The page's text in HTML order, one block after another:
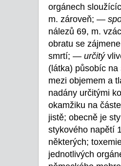
orgánech
m. zároveň; —
nálezů 69, m.
obratu se
smrtí; — určitý
(látka) působíc
mezi objemem a
nadány určitými
okamžiku na
jistě; obecně je
stykového napětí
některých;
jednotlivých